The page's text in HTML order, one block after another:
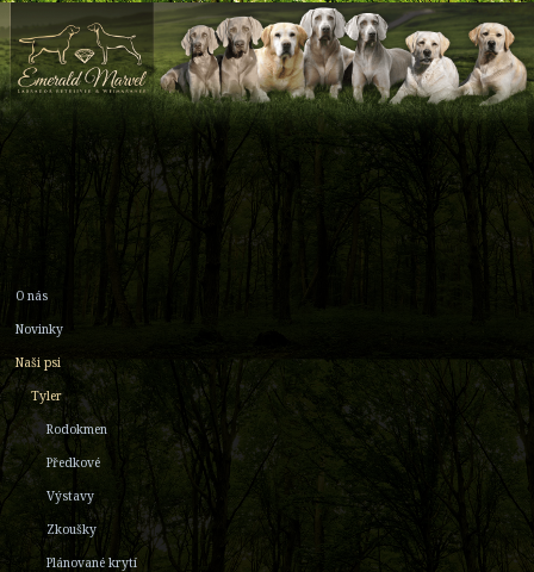
O nás
Novinky
Naši psi
Tyler
Rodokmen
Předkové
Výstavy
Zkoušky
Plánované krytí